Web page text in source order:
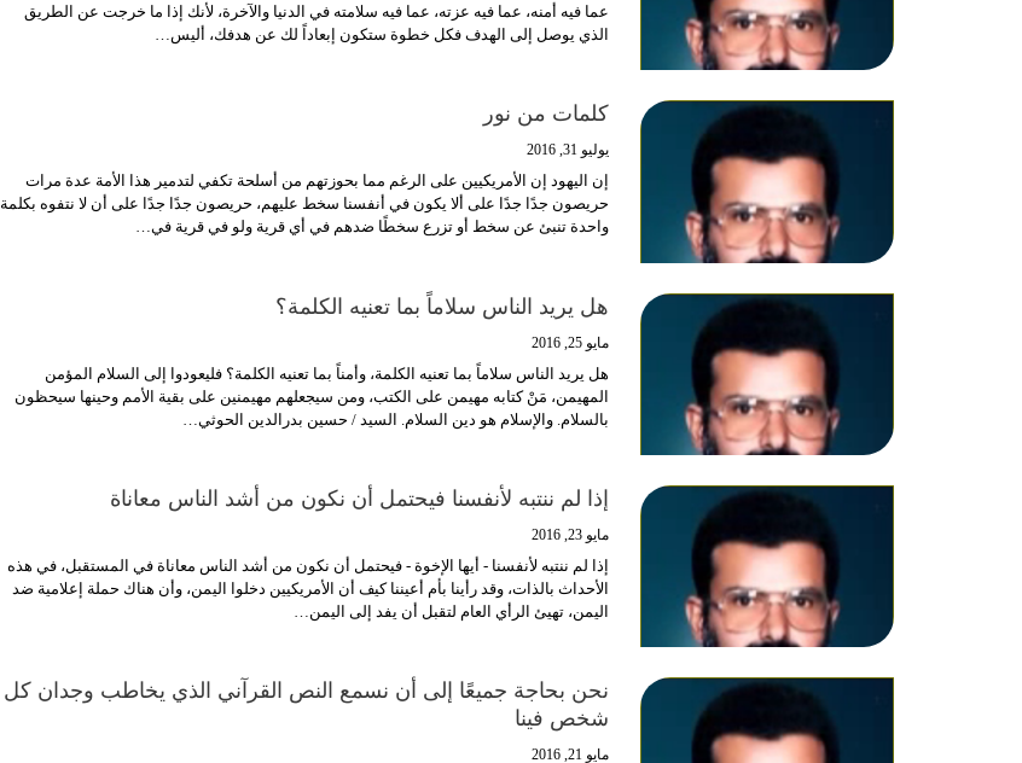
عما فيه أمنه، عما فيه عزته، عما فيه سلامته في الدنيا والآخرة، لأنك إذا ما خرجت عن الطريق
الذي يوصل إلى الهدف فكل خطوة ستكون إبعاداً لك عن هدفك، أليس…
كلمات من نور
يوليو 31, 2016
إن اليهود إن الأمريكيين على الرغم مما بحوزتهم من أسلحة تكفي لتدمير هذا الأمة عدة مرات
حريصون جدًا جدًا على ألا يكون في أنفسنا سخط عليهم، حريصون جدًا جدًا على أن لا نتفوه بكلمة
واحدة تنبئ عن سخط أو تزرع سخطًا ضدهم في أي قرية ولو في قرية في…
هل يريد الناس سلاماً بما تعنيه الكلمة؟
مايو 25, 2016
هل يريد الناس سلاماً بما تعنيه الكلمة، وأمناً بما تعنيه الكلمة؟ فليعودوا إلى السلام المؤمن
المهيمن، مَنْ كتابه مهيمن على الكتب، ومن سيجعلهم مهيمنين على بقية الأمم وحينها سيحظون
بالسلام. والإسلام هو دين السلام. السيد / حسين بدرالدين الحوثي…
إذا لم ننتبه لأنفسنا فيحتمل أن نكون من أشد الناس معاناة
مايو 23, 2016
إذا لم ننتبه لأنفسنا - أيها الإخوة - فيحتمل أن نكون من أشد الناس معاناة في المستقبل، في هذه
الأحداث بالذات، وقد رأينا بأم أعيننا كيف أن الأمريكيين دخلوا اليمن، وأن هناك حملة إعلامية ضد
اليمن، تهيئ الرأي العام لتقبل أن يفد إلى اليمن…
نحن بحاجة جميعًا إلى أن نسمع النص القرآني الذي يخاطب وجدان كل
شخص فينا
مايو 21, 2016